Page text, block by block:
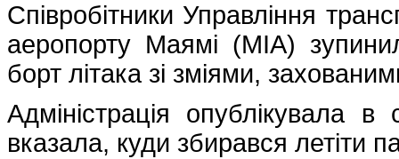
Співробітники Управління
аеропорту Маямі (MIA)
борт літака зі зміями,
Адміністрація опублікувала
вказала, куди збирався летіти